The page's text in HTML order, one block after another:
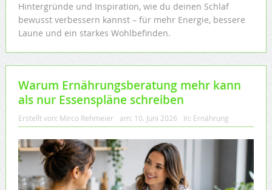
Hintergründe und Inspiration, wie du deinen Schlaf
bewusst verbessern kannst – für mehr Energie, bessere
Laune und ein starkes Wohlbefinden.
Warum Ernährungsberatung mehr kann
als nur Essenspläne schreiben
Erstellt von: Mirco Rehmeier am: 10. Juni 2026 In: Ernährung